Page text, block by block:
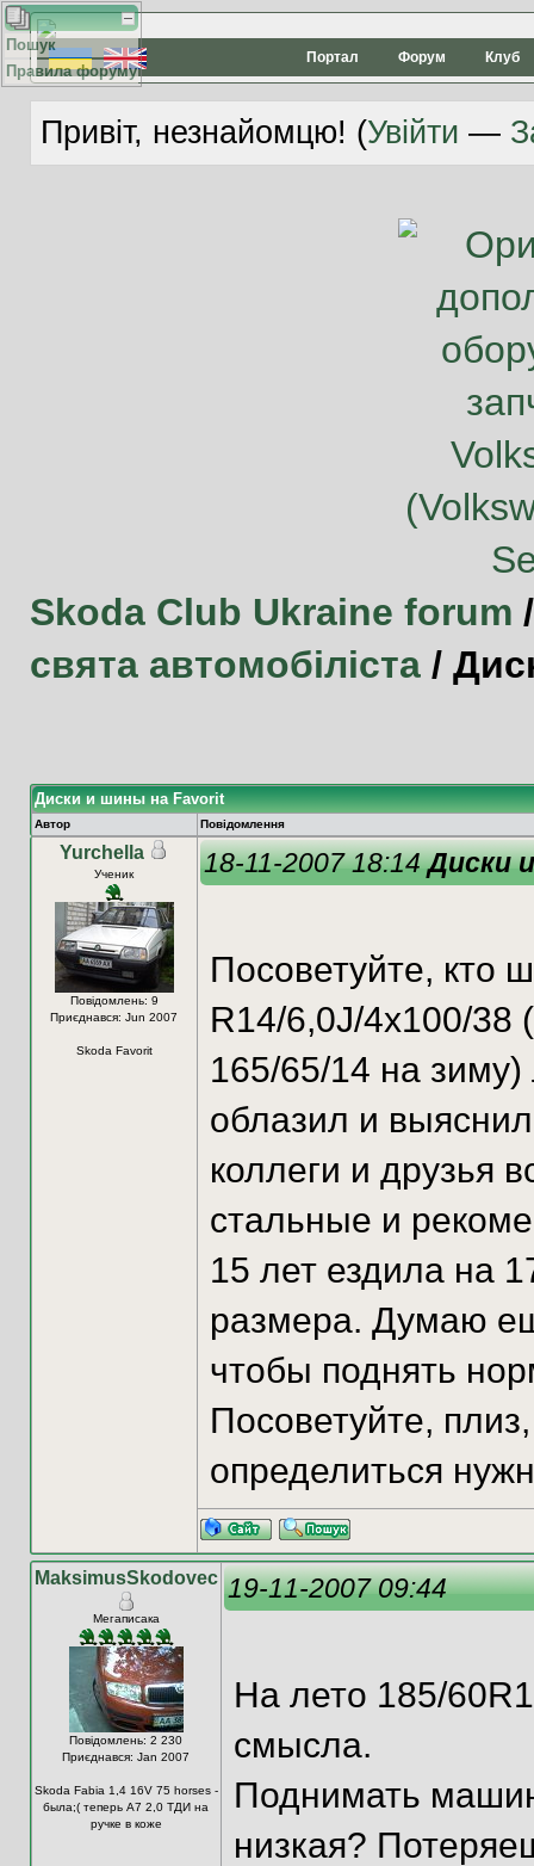
Портал Форум Клуб
Привіт, незнайомцю! (Увійти —
Skoda Club Ukraine forum
свята автомобіліста /
Пошук
Правила форуму
Диски и шины на Favorit
Автор Повідомлення
Yurchella
Ученик
Повідомлень: 9
Приєднався: Jun 2007
Skoda Favorit
18-11-2007 18:14Диски
Посоветуйте, кто
R14/6,0J/4x100/38
165/65/14 на
облазил и
коллеги и друзья
стальные и
15 лет ездила на
размера. Думаю
чтобы поднять
Посоветуйте,
определиться
MaksimusSkodovec
Мегаписака
Повідомлень: 2 230
Приєднався: Jan 2007
Skoda Fabia 1,4 16V 75 horses -
была;( теперь А7 2,0 ТДИ на
ручке в коже
19-11-2007 09:44
На лето 185/
смысла.
Поднимать
низкая?